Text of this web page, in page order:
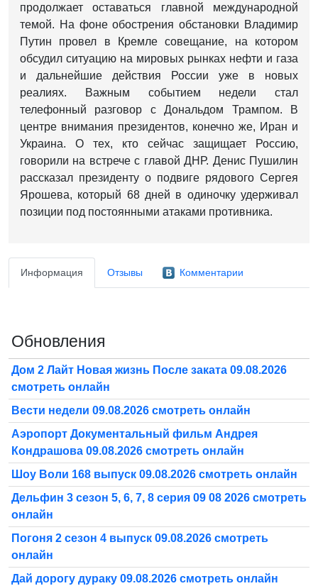
продолжает оставаться главной международной
темой. На фоне обострения обстановки Владимир
Путин провел в Кремле совещание, на котором
обсудил ситуацию на мировых рынках нефти и газа
и дальнейшие действия России уже в новых
реалиях. Важным событием недели стал
телефонный разговор с Дональдом Трампом. В
центре внимания президентов, конечно же, Иран и
Украина. О тех, кто сейчас защищает Россию,
говорили на встрече с главой ДНР. Денис Пушилин
рассказал президенту о подвиге рядового Сергея
Ярошева, который 68 дней в одиночку удерживал
позиции под постоянными атаками противника.
Информация Отзывы Комментарии
Обновления
Дом 2 Лайт Новая жизнь После заката 09.08.2026
смотреть онлайн
Вести недели 09.08.2026 смотреть онлайн
Аэропорт Документальный фильм Андрея
Кондрашова 09.08.2026 смотреть онлайн
Шоу Воли 168 выпуск 09.08.2026 смотреть онлайн
Дельфин 3 сезон 5, 6, 7, 8 серия 09 08 2026 смотреть
онлайн
Погоня 2 сезон 4 выпуск 09.08.2026 смотреть
онлайн
Дай дорогу дураку 09.08.2026 смотреть онлайн